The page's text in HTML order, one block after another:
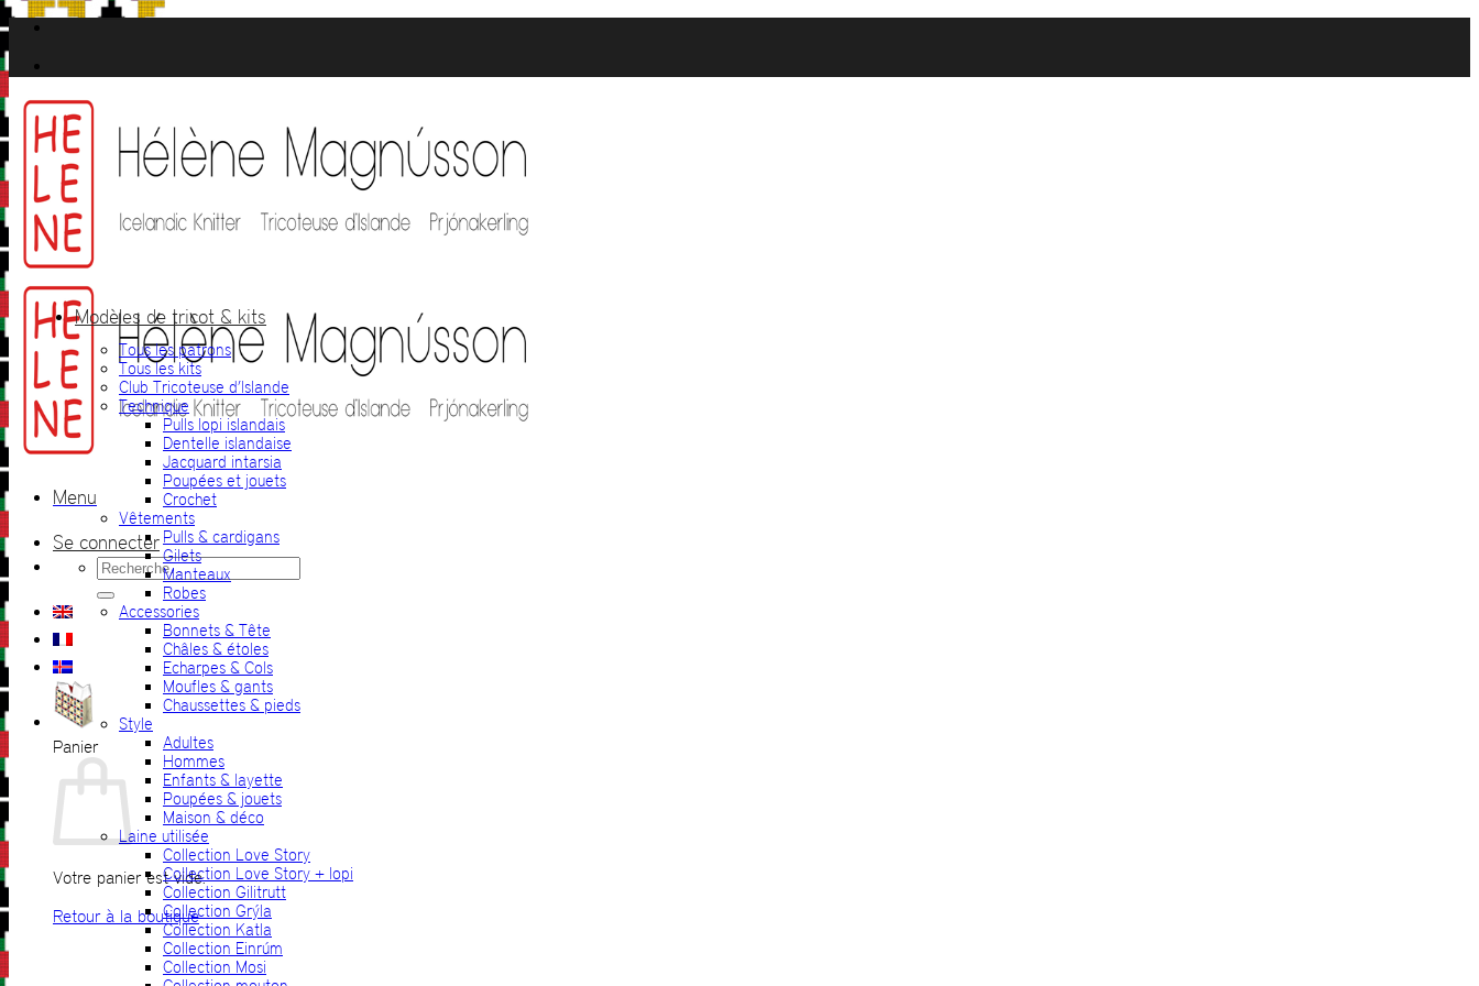
Passer
au
contenu
Menu
Se connecter
Recherche
pour :
Panier
Votre panier est vide.
Retour à la boutique
Modèles de tricot & kits
Tous les patrons
Tous les kits
Club Tricoteuse d’Islande
Technique
Pulls lopi islandais
Dentelle islandaise
Jacquard intarsia
Poupées et jouets
Crochet
Vêtements
Pulls & cardigans
Gilets
Manteaux
Robes
Accessories
Bonnets & Tête
Châles & étoles
Echarpes & Cols
Moufles & gants
Chaussettes & pieds
Style
Adultes
Hommes
Enfants & layette
Poupées & jouets
Maison & déco
Laine utilisée
Collection Love Story
Collection Love Story + lopi
Collection Gilitrutt
Collection Grýla
Collection Katla
Collection Einrúm
Collection Mosi